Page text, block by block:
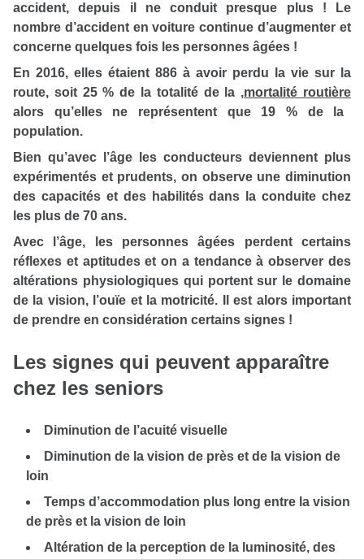
accident, depuis il ne conduit presque plus ! Le
nombre d’accident en voiture continue d’augmenter et
concerne quelques fois les personnes âgées !
En 2016, elles étaient 886 à avoir perdu la vie sur la
route, soit 25 % de la totalité de la ,mortalité routière
alors qu’elles ne représentent que 19 % de la
population.
Bien qu’avec l’âge les conducteurs deviennent plus
expérimentés et prudents, on observe une diminution
des capacités et des habilités dans la conduite chez
les plus de 70 ans.
Avec l’âge, les personnes âgées perdent certains
réflexes et aptitudes et on a tendance à observer des
altérations physiologiques qui portent sur le domaine
de la vision, l’ouïe et la motricité. Il est alors important
de prendre en considération certains signes !
Les signes qui peuvent apparaître
chez les seniors
Diminution de l’acuité visuelle
Diminution de la vision de près et de la vision de
loin
Temps d’accommodation plus long entre la vision
de près et la vision de loin
Altération de la perception de la luminosité, des